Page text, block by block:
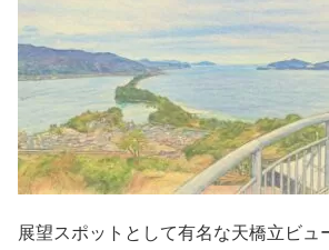
展望スポットとして有名な天橋立ビュ